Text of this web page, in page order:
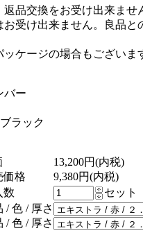
品交換をお受け出来ませ
受け出来ません。良品と
ケージの場合もございま
バー
ラック
13,200円(内税)
価格
9,380円(内税)
数
セット
/ 色 / 厚さ
/ 色 / 厚さ